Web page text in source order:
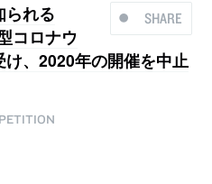
SHARE
られる
コロナウ
、2020年の開催を中止